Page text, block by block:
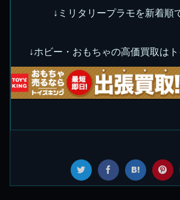
↓ミリタリープラモを新着順
↓ホビー・おもちゃの高価買取は